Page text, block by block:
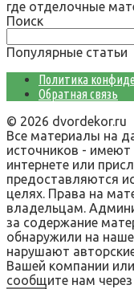
где отделочные
Поиск
Популярные статьи
Политика
Обратная связь
© 2026 dvordekor.ru
Все материалы на
источников -
интернете или
предоставляются
целях. Права на
владельцам.
за содержание
обнаружили на
нарушают
Вашей компании
сообщите нам